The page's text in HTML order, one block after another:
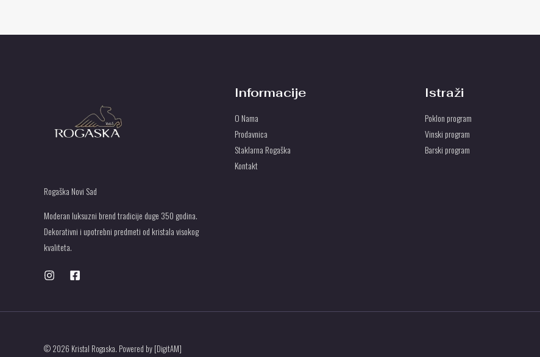
Rogaška Novi Sad
Moderan luksuzni brend tradicije duge 350 godina.
Dekorativni i upotrebni predmeti od kristala visokog
kvaliteta.
Informacije
O Nama
Prodavnica
Staklarna Rogaška
Kontakt
Istraži
Poklon program
Vinski program
Barski program
© 2026 Kristal Rogaska. Powered by [DigitAM]